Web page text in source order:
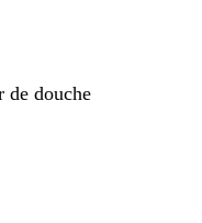
de douche